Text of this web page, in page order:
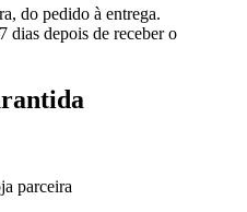
do pedido à entrega.
dias depois de receber o
parceira